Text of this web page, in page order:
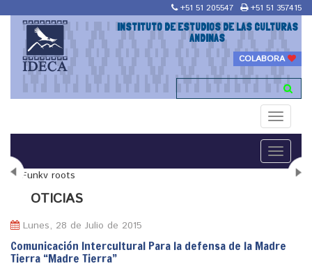
+51 51 205547 +51 51 357415
INSTITUTO DE ESTUDIOS DE LAS CULTURAS
ANDINAS
COLABORA
Toggle
Toggle
OTICIAS
Lunes, 28 de Julio de 2015
Comunicación Intercultural Para la defensa de la Madre
Tierra “Madre Tierra”